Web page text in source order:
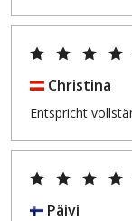
Christina
Entspricht
Päivi